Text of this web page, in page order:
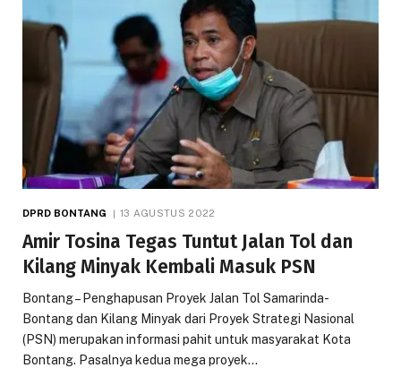
DPRD BONTANG 13 AGUSTUS 2022
Amir Tosina Tegas Tuntut Jalan Tol dan
Kilang Minyak Kembali Masuk PSN
Bontang – Penghapusan Proyek Jalan Tol Samarinda-
Bontang dan Kilang Minyak dari Proyek Strategi Nasional
(PSN) merupakan informasi pahit untuk masyarakat Kota
Bontang. Pasalnya kedua mega proyek…